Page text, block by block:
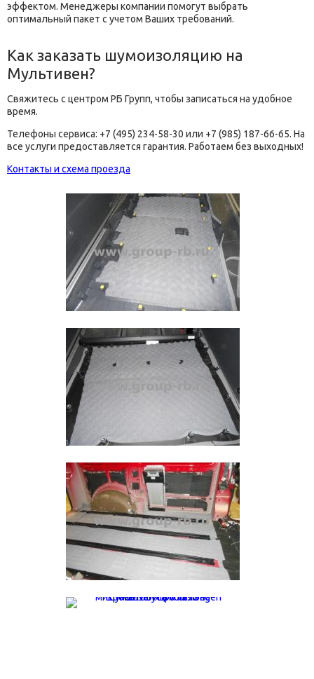
эффектом. Менеджеры компании помогут выбрать
оптимальный пакет с учетом Ваших требований.
Как заказать шумоизоляцию на
Мультивен?
Свяжитесь с центром РБ Групп, чтобы записаться на удобное
время.
Телефоны сервиса: +7 (495) 234-58-30 или +7 (985) 187-66-65. На
все услуги предоставляется гарантия. Работаем без выходных!
Контакты и схема проезда